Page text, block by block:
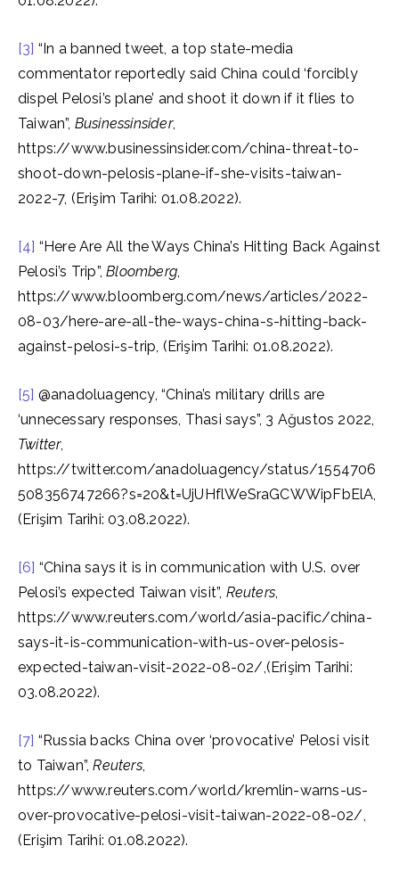
[3] “In a banned tweet, a top state-media
commentator reportedly said China could ‘forcibly
dispel Pelosi’s plane’ and shoot it down if it flies to
Taiwan”, Businessinsider,
https://www.businessinsider.com/china-threat-to-
shoot-down-pelosis-plane-if-she-visits-taiwan-
2022-7, (Erişim Tarihi: 01.08.2022).
[4] “Here Are All the Ways China’s Hitting Back Against
Pelosi’s Trip”,Bloomberg,
https://www.bloomberg.com/news/articles/2022-
08-03/here-are-all-the-ways-china-s-hitting-back-
against-pelosi-s-trip, (Erişim Tarihi: 01.08.2022).
[5] @anadoluagency, “China’s military drills are
‘unnecessary responses, Thasi says”, 3 Ağustos 2022,
Twitter,
https://twitter.com/anadoluagency/status/1554706
508356747266?s=20&t=UjUHflWeSraGCWWipFbElA,
(Erişim Tarihi: 03.08.2022).
[6] “China says it is in communication with U.S. over
Pelosi’s expected Taiwan visit”, Reuters,
https://www.reuters.com/world/asia-pacific/china-
says-it-is-communication-with-us-over-pelosis-
expected-taiwan-visit-2022-08-02/,(Erişim Tarihi:
03.08.2022).
[7] “Russia backs China over ‘provocative’ Pelosi visit
to Taiwan”,Reuters,
https://www.reuters.com/world/kremlin-warns-us-
over-provocative-pelosi-visit-taiwan-2022-08-02/,
(Erişim Tarihi: 01.08.2022).